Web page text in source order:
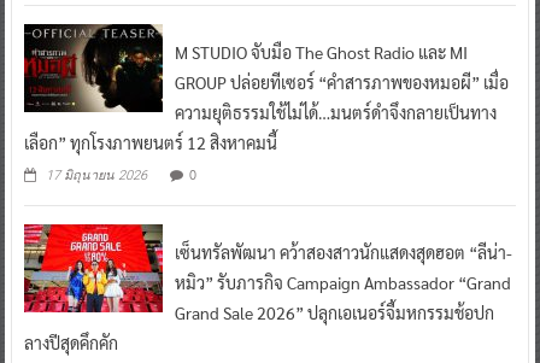
M STUDIO จับมือ The Ghost Radio และ MI
GROUP ปล่อยทีเซอร์ “คำสารภาพของหมอผี” เมื่อ
ความยุติธรรมใช้ไม่ได้…มนตร์ดำจึงกลายเป็นทาง
เลือก” ทุกโรงภาพยนตร์ 12 สิงหาคมนี้
17 มิถุนายน 2026 0
เซ็นทรัลพัฒนา คว้าสองสาวนักแสดงสุดฮอต “ลีน่า-
หมิว” รับภารกิจ Campaign Ambassador “Grand
Grand Sale 2026” ปลุกเอเนอร์จี้มหกรรมช้อปก
ลางปีสุดคึกคัก